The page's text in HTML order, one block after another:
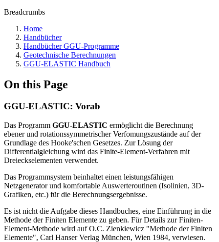
Breadcrumbs
Home
Handbücher
Handbücher GGU-Programme
Geotechnische Berechnungen
GGU-ELASTIC Handbuch
On this Page
GGU-ELASTIC: Vorab
Das Programm GGU-ELASTIC ermöglicht die Berechnung
ebener und rotationssymmetrischer Verfomungszustände auf der
Grundlage des Hooke'schen Gesetzes. Zur Lösung der
Differentialgleichung wird das Finite-Element-Verfahren mit
Dreieckselementen verwendet.
Das Programmsystem beinhaltet einen leistungsfähigen
Netzgenerator und komfortable Auswerteroutinen (Isolinien, 3D-
Grafiken, etc.) für die Berechnungsergebnisse.
Es ist nicht die Aufgabe dieses Handbuches, eine Einführung in die
Methode der Finiten Elemente zu geben. Für Details zur Finiten-
Element-Methode wird auf O.C. Zienkiewicz "Methode der Finiten
Elemente", Carl Hanser Verlag München, Wien 1984, verwiesen.